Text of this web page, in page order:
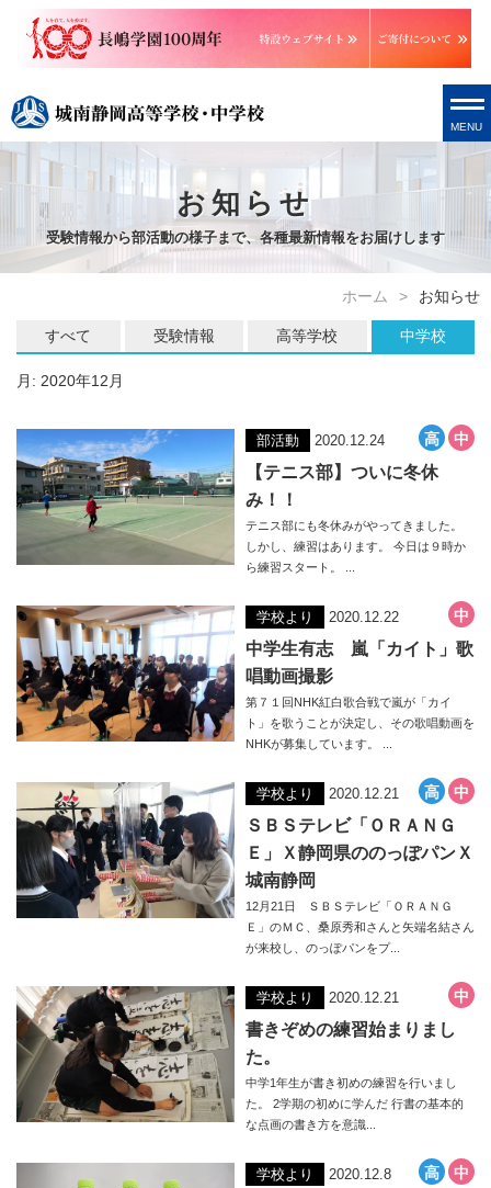
MENU
お知らせ
受験情報から部活動の様子まで、各種最新情報をお届けします
ホーム お知らせ
すべて 受験情報 高等学校 中学校
月: 2020年12月
部活動 2020.12.24
【テニス部】ついに冬休
み！！
テニス部にも冬休みがやってきました。
しかし、練習はあります。 今日は９時か
ら練習スタート。 ...
学校より 2020.12.22
中学生有志 嵐「カイト」歌
唱動画撮影
第７１回NHK紅白歌合戦で嵐が「カイ
ト」を歌うことが決定し、その歌唱動画を
NHKが募集しています。 ...
学校より 2020.12.21
ＳＢＳテレビ「ＯＲＡＮＧ
Ｅ」Ｘ静岡県ののっぽパンＸ
城南静岡
12月21日 ＳＢＳテレビ「ＯＲＡＮＧ
Ｅ」のＭＣ、桑原秀和さんと矢端名結さん
が来校し、のっぽパンをプ...
学校より 2020.12.21
書きぞめの練習始まりまし
た。
中学1年生が書き初めの練習を行いまし
た。 2学期の初めに学んだ 行書の基本的
な点画の書き方を意識...
学校より 2020.12.8